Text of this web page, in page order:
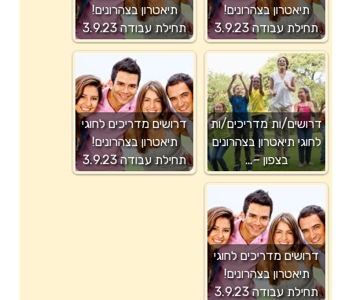
תיאטרון בצהרונים!
תחילת עבודה 3.9.23
תיאטרון בצהרונים!
תחילת עבודה 3.9.23
דרושים/ות מדריכים/ות
לחוגי תיאטרון בצהרונים
בצפון –…
דרושים מדריכים לחוגי
תיאטרון בצהרונים!
תחילת עבודה 3.9.23
דרושים מדריכים לחוגי
תיאטרון בצהרונים!
תחילת עבודה 3.9.23